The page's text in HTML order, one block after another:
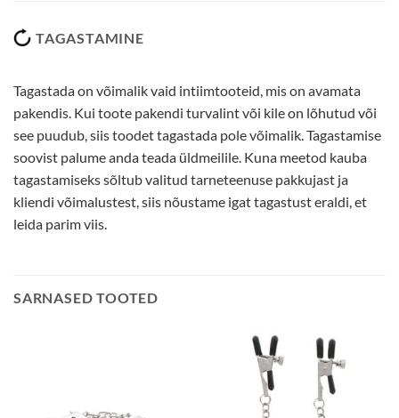
TAGASTAMINE
Tagastada on võimalik vaid intiimtooteid, mis on avamata
pakendis. Kui toote pakendi turvalint või kile on lõhutud või
see puudub, siis toodet tagastada pole võimalik. Tagastamise
soovist palume anda teada üldmeilile. Kuna meetod kauba
tagastamiseks sõltub valitud tarneteenuse pakkujast ja
kliendi võimalustest, siis nõustame igat tagastust eraldi, et
leida parim viis.
SARNASED TOOTED